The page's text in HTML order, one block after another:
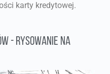
karty kredytowej.
- rysowanie na